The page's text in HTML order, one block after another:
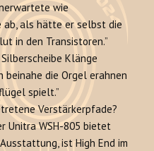
wie
ab, als hätte er selbst die
in den Transistoren.”
Klänge
beinahe die Orgel erahnen
spielt.”
Verstärkerpfade?
Unitra WSH-805 bietet
ist High End im